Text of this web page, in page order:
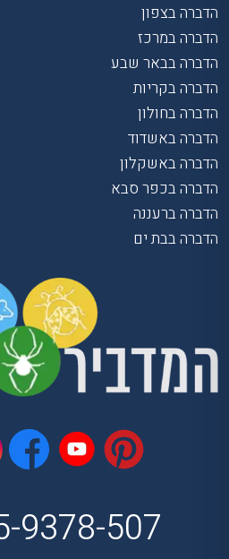
הדברה בצפון
הדברה במרכז
הדברה בבאר שבע
הדברה בקריות
הדברה בחולון
הדברה באשדוד
הדברה באשקלון
הדברה בכפר סבא
הדברה ברעננה
הדברה בבת ים
9378-507